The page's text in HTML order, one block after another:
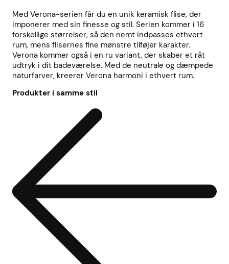
Med Verona-serien får du en unik keramisk flise, der
imponerer med sin finesse og stil. Serien kommer i 16
forskellige størrelser, så den nemt indpasses ethvert
rum, mens flisernes fine mønstre tilføjer karakter.
Verona kommer også i en ru variant, der skaber et råt
udtryk i dit badeværelse. Med de neutrale og dæmpede
naturfarver, kreerer Verona harmoni i ethvert rum.
Produkter i samme stil